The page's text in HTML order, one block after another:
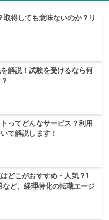
取得しても意味ないのか？リ
解説！試験を受けるなら何
ってどんなサービス？利用
て解説します！
どこがおすすめ・人気？1
ど、経理特化の転職エージ